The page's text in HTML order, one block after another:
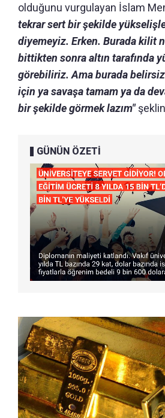
olduğunu vurgulayan İslam
tekrar sert bir şekilde
diyemeyiz. Erken. Burada kilit
bittikten sonra altın tarafında
görebiliriz. Ama burada
için ya savaşa tamam ya da
bir şekilde görmek lazım"
GÜNÜN ÖZETİ